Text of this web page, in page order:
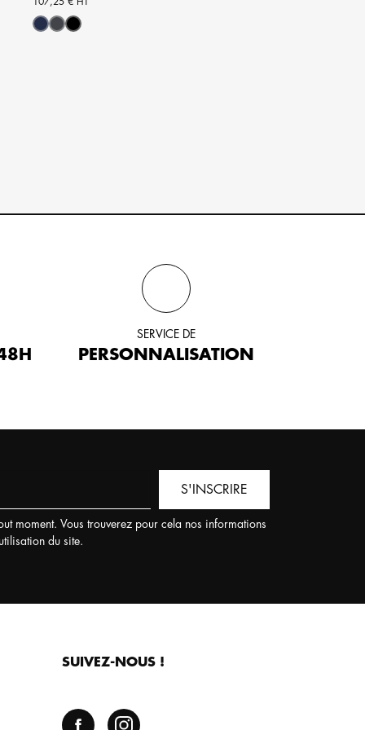
Marine
GrisNoir
SERVICE DE
PERSONNALISATION
S'INSCRIRE
moment. Vous trouverez pour cela nos informations
du site.
SUIVEZ-NOUS !